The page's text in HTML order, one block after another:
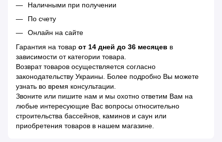
Наличными при получении
По счету
Онлайн на сайте
Гарантия на товар от 14 дней до 36 месяцев в
зависимости от категории товара.
Возврат товаров осуществляется согласно
законодательству Украины. Более подробно Вы можете
узнать во время консультации.
Звоните или пишите нам и мы охотно ответим Вам на
любые интересующие Вас вопросы относительно
строительства бассейнов, каминов и саун или
приобретения товаров в нашем магазине.